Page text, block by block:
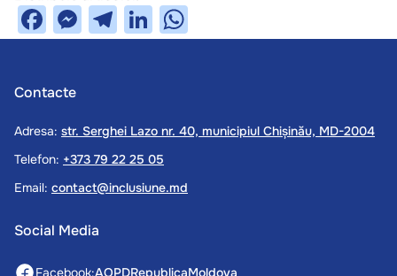
Facebook
Messenger
Telegram
LinkedIn
Contacte
Adresa: str. Serghei Lazo nr. 40, municipiul Chișinău, MD-2004
Telefon: +373 79 22 25 05
Email: contact@inclusiune.md
Social Media
Facebook:AOPDRepublicaMoldova